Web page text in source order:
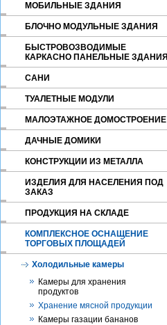
МОБИЛЬНЫЕ ЗДАНИЯ
БЛОЧНО МОДУЛЬНЫЕ ЗДАНИЯ
БЫСТРОВОЗВОДИМЫЕ
КАРКАСНО ПАНЕЛЬНЫЕ ЗДАНИЯ
САНИ
ТУАЛЕТНЫЕ МОДУЛИ
МАЛОЭТАЖНОЕ ДОМОСТРОЕНИЕ
ДАЧНЫЕ ДОМИКИ
КОНСТРУКЦИИ ИЗ МЕТАЛЛА
ИЗДЕЛИЯ ДЛЯ НАСЕЛЕНИЯ ПОД
ЗАКАЗ
ПРОДУКЦИЯ НА СКЛАДЕ
КОМПЛЕКСНОЕ ОСНАЩЕНИЕ
ТОРГОВЫХ ПЛОЩАДЕЙ
Холодильные камеры
Камеры для хранения
продуктов
Хранение мясной продукции
Камеры газации бананов